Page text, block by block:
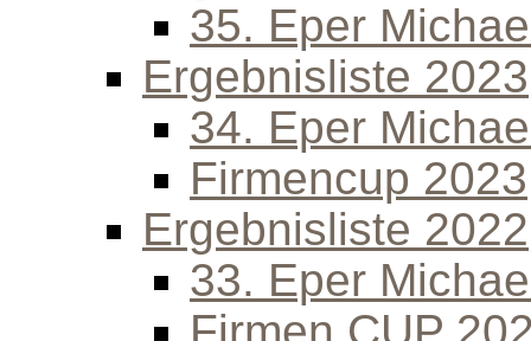
35. Eper
Ergebnisliste 2023
34. Eper
Firmencup 2023
Ergebnisliste 2022
33. Eper